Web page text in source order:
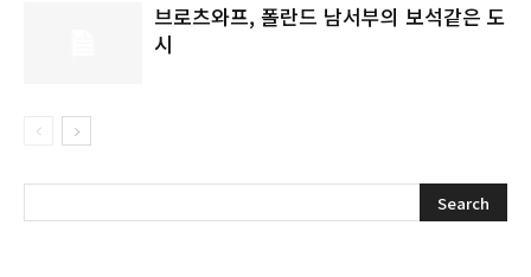
브로츠와프, 폴란드 남서부의 보석같은 도
시